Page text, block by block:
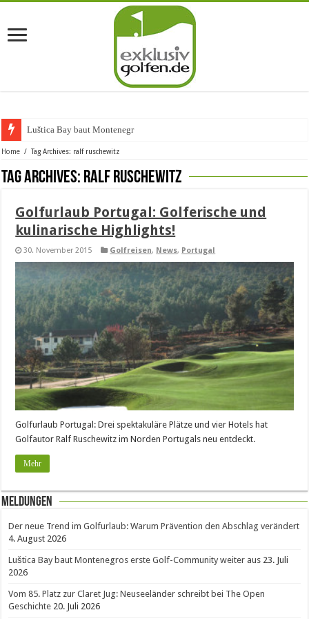
Luštica Bay baut Montenegros ers
Home / Tag Archives: ralf ruschewitz
Tag Archives: ralf ruschewitz
Golfurlaub Portugal: Golferische und
kulinarische Highlights!
30. November 2015 Golfreisen, News, Portugal
Golfurlaub Portugal: Drei spektakuläre Plätze und vier Hotels hat
Golfautor Ralf Ruschewitz im Norden Portugals neu entdeckt.
Mehr
Meldungen
Der neue Trend im Golfurlaub: Warum Prävention den Abschlag verändert
4. August 2026
Luštica Bay baut Montenegros erste Golf-Community weiter aus 23. Juli
2026
Vom 85. Platz zur Claret Jug: Neuseeländer schreibt bei The Open
Geschichte 20. Juli 2026